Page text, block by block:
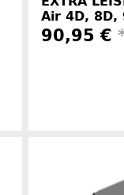
Air 4D, 8D,
90,95 €